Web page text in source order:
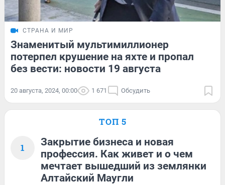
СТРАНА И МИР
Знаменитый мультимиллионер
потерпел крушение на яхте и пропал
без вести: новости 19 августа
20 августа, 2024, 00:00 1 671 Обсудить
ТОП 5
1
Закрытие бизнеса и новая
профессия. Как живет и о чем
мечтает вышедший из землянки
Алтайский Маугли